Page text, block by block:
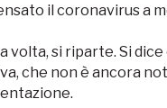
il coronavirus a
volta, si riparte. Si
che non è ancora